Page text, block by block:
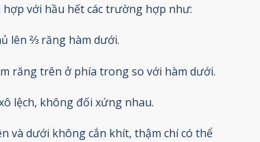
với hầu hết các trường hợp như:
lên ⅔ răng hàm dưới.
răng trên ở phía trong so với hàm dưới.
lệch, không đối xứng nhau.
và dưới không cắn khít, thậm chí có thể